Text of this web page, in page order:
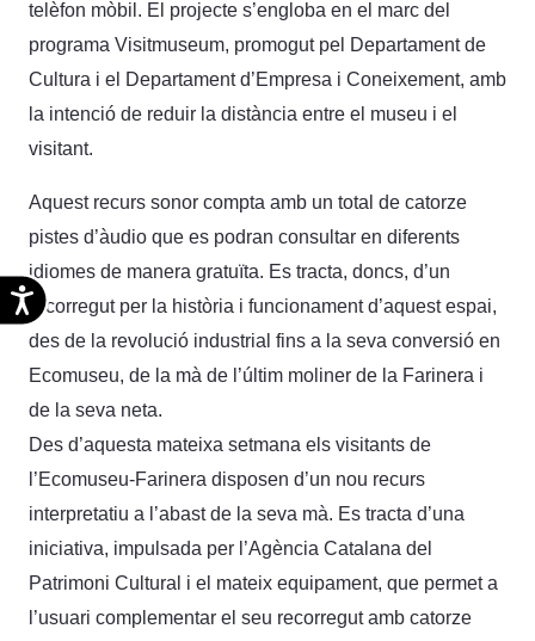
Accesibilidad
telèfon mòbil. El projecte s’engloba en el marc del
programa Visitmuseum, promogut pel Departament de
Cultura i el Departament d’Empresa i Coneixement, amb
la intenció de reduir la distància entre el museu i el
visitant.
Aquest recurs sonor compta amb un total de catorze
pistes d’àudio que es podran consultar en diferents
idiomes de manera gratuïta. Es tracta, doncs, d’un
recorregut per la història i funcionament d’aquest espai,
des de la revolució industrial fins a la seva conversió en
Ecomuseu, de la mà de l’últim moliner de la Farinera i
de la seva neta.
Des d’aquesta mateixa setmana els visitants de
l’Ecomuseu-Farinera disposen d’un nou recurs
interpretatiu a l’abast de la seva mà. Es tracta d’una
iniciativa, impulsada per l’Agència Catalana del
Patrimoni Cultural i el mateix equipament, que permet a
l’usuari complementar el seu recorregut amb catorze